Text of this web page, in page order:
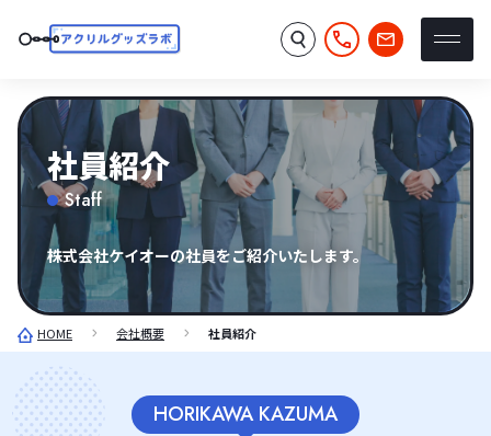
社員紹介
Staff
株式会社ケイオーの社員をご紹介いたします。
HOME 会社概要 社員紹介
HORIKAWA KAZUMA